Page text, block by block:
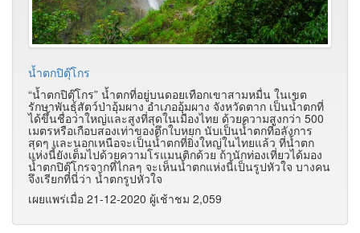
น้ำตกปิตุ๊โกร
“น้ำตกปิตุ๊โกร” น้ำตกที่อยู่บนดอยเทือกเขาสามหมื่น ในเขต
รักษาพันธุ์สัตว์ป่าอุ้มผาง อำเภออุ้มผาง จังหวัดตาก เป็นน้ำตกที่
ได้ขึ้นชื่อว่าใหญ่และสูงที่สุดในเมืองไทย ด้วยความสูงกว่า 500
เมตรหรือเกือบสองเท่าของตึกใบหยก นับเป็นน้ำตกที่อลังการ
สุดๆ และนอกเหนือจะเป็นน้ำตกที่ยิ่งใหญ่ในไทยแล้ว ที่น้ำตก
แห่งนี้ยังเต็มไปด้วยความโรแมนติกด้วย ถ้านักท่องเที่ยวได้มอง
น้ำตกปิตุ๊โกรจากที่ไกลๆ จะเห็นน้ำตกแห่งนี้เป็นรูปหัวใจ บางคน
จึงเรียกที่นี่ว่า น้ำตกรูปหัวใจ
เผยแพร่เมื่อ 21-12-2020 ผู้เช้าชม 2,059